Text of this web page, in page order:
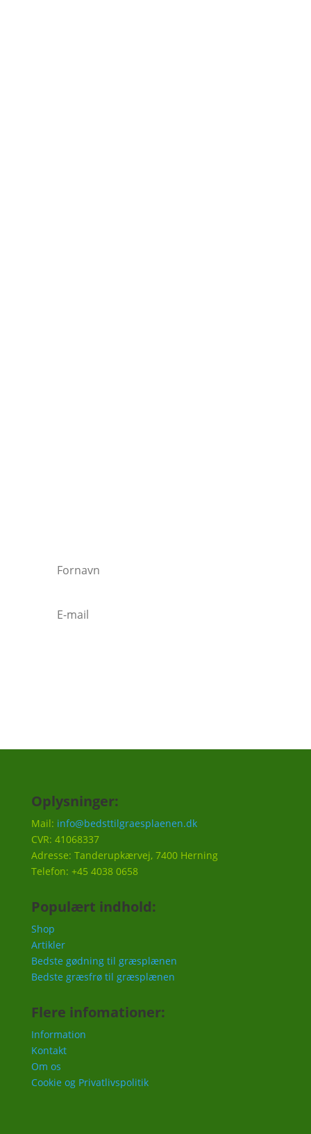
Oplysninger:
Mail: info@bedsttilgraesplaenen.dk
CVR: 41068337
Adresse: Tanderupkærvej, 7400 Herning
Telefon: +45 4038 0658
Populært indhold:
Shop
Artikler
Bedste gødning til græsplænen
Bedste græsfrø til græsplænen
Flere infomationer:
Information
Kontakt
Om os
Cookie og Privatlivspolitik